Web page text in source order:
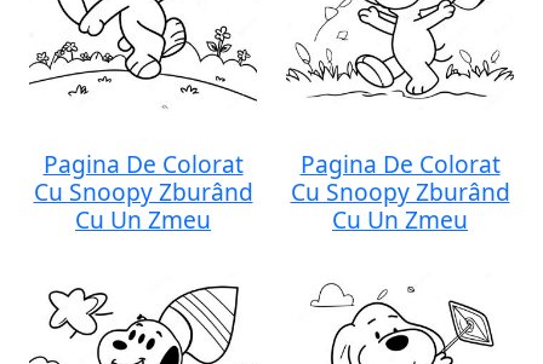
Pagina De Colorat
Cu Snoopy Zburând
Cu Un Zmeu
Pagina De Colorat
Cu Snoopy Zburând
Cu Un Zmeu